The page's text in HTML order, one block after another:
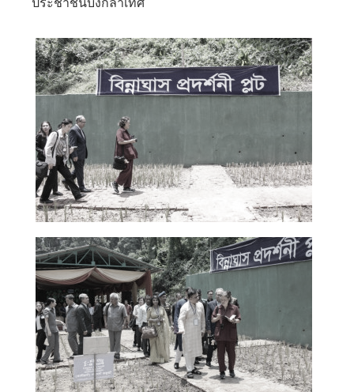
ประชาชนบังกลาเทศ